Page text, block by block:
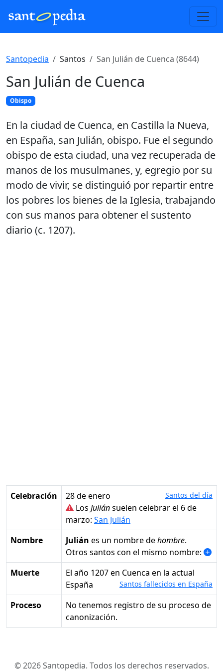
Santopedia Santos San Julián de Cuenca (8644)
San Julián de Cuenca
Obispo
En la ciudad de Cuenca, en Castilla la Nueva,
en España, san Julián, obispo. Fue el segundo
obispo de esta ciudad, una vez recuperada de
manos de los musulmanes, y, egregio por su
modo de vivir, se distinguió por repartir entre
los pobres los bienes de la Iglesia, trabajando
con sus manos para obtener el sustento
diario (c. 1207).
Celebración 28 de enero Santos del día
Los Juliánsuelen celebrar el 6 de
marzo: San Julián
Nombre
Julián es un nombre dehombre.
Otros santos con el mismo nombre:
Muerte
el año 1207 en Cuenca en la actual
España
Santos fallecidos en España
Proceso
No tenemos registro de su proceso de
canonización.
© 2026 Santopedia. Todos los derechos reservados.